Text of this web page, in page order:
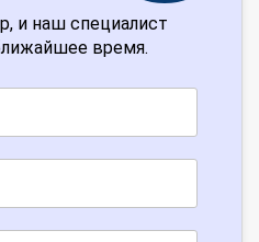
и наш специалист
время.